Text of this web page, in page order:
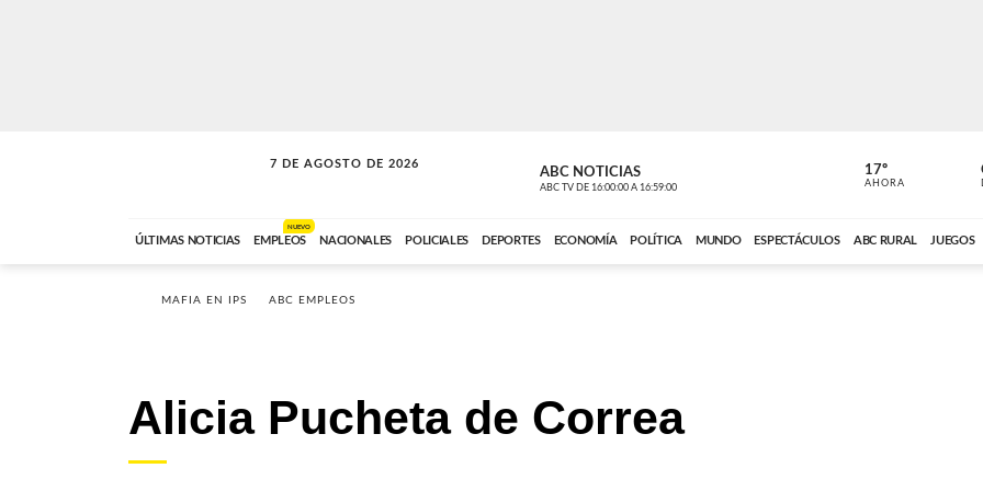
7 DE AGOSTO DE 2026
VITAMINAS ABC NOTICIAS
ABC TV DE 16:00:00 A 16:59:00
ANCHO
ABC CARDINAL
17º
AHORA
ÚLTIMAS NOTICIAS EMPLEOS
NUEVO
NACIONALES POLICIALES DEPORTES ECONOMÍA POLÍTICA MUNDO ESPECTÁCULOS ABC RURAL JUEGOS
MAFIA EN IPS ABC EMPLEOS
Alicia Pucheta de Correa